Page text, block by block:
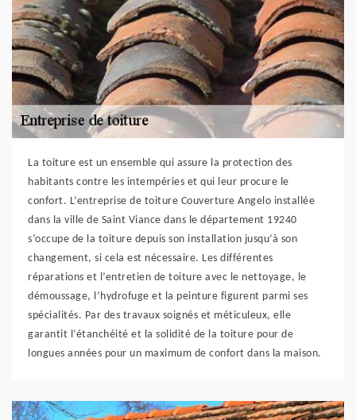
La toiture est un ensemble qui assure la protection des
habitants contre les intempéries et qui leur procure le
confort. L’entreprise de toiture Couverture Angelo installée
dans la ville de Saint Viance dans le département 19240
s’occupe de la toiture depuis son installation jusqu’à son
changement, si cela est nécessaire. Les différentes
réparations et l’entretien de toiture avec le nettoyage, le
démoussage, l’hydrofuge et la peinture figurent parmi ses
spécialités. Par des travaux soignés et méticuleux, elle
garantit l’étanchéité et la solidité de la toiture pour de
longues années pour un maximum de confort dans la maison.